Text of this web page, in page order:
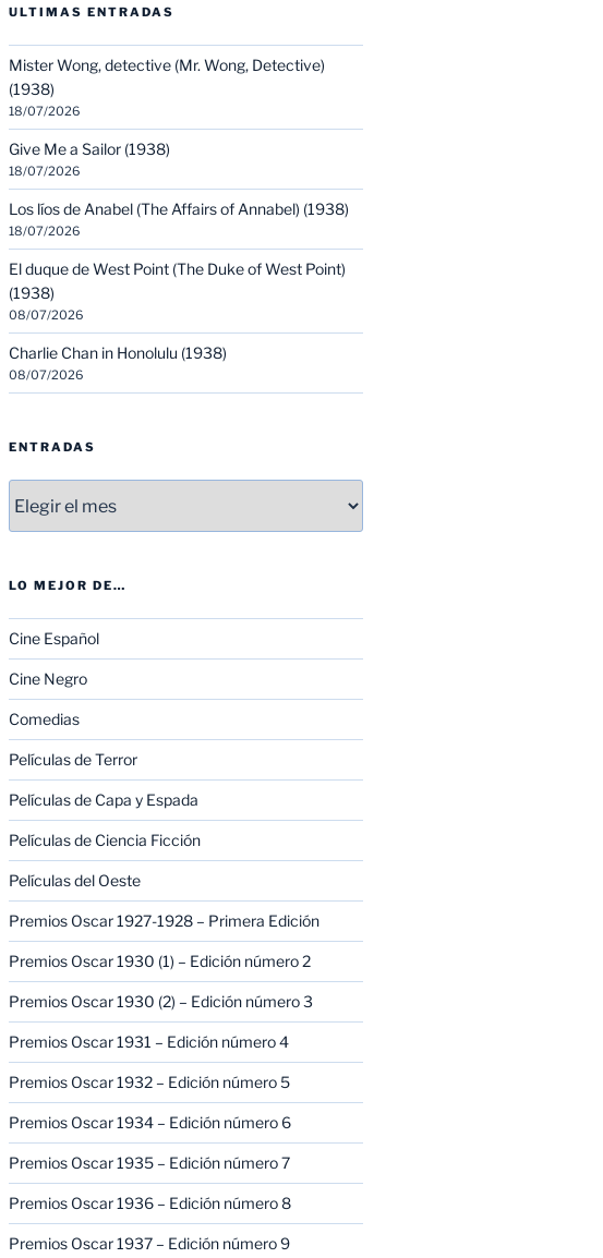
ULTIMAS ENTRADAS
Mister Wong, detective (Mr. Wong, Detective)
(1938)
18/07/2026
Give Me a Sailor (1938)
18/07/2026
Los líos de Anabel (The Affairs of Annabel) (1938)
18/07/2026
El duque de West Point (The Duke of West Point)
(1938)
08/07/2026
Charlie Chan in Honolulu (1938)
08/07/2026
ENTRADAS
LO MEJOR DE…
Cine Español
Cine Negro
Comedias
Películas de Terror
Películas de Capa y Espada
Películas de Ciencia Ficción
Películas del Oeste
Premios Oscar 1927-1928 – Primera Edición
Premios Oscar 1930 (1) – Edición número 2
Premios Oscar 1930 (2) – Edición número 3
Premios Oscar 1931 – Edición número 4
Premios Oscar 1932 – Edición número 5
Premios Oscar 1934 – Edición número 6
Premios Oscar 1935 – Edición número 7
Premios Oscar 1936 – Edición número 8
Premios Oscar 1937 – Edición número 9